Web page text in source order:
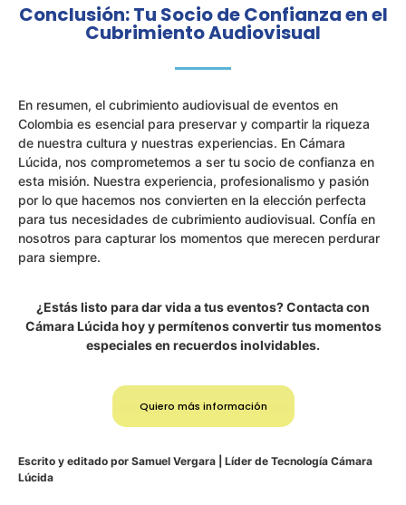
Conclusión: Tu Socio de Confianza en el
Cubrimiento Audiovisual
En resumen, el cubrimiento audiovisual de eventos en
Colombia es esencial para preservar y compartir la riqueza
de nuestra cultura y nuestras experiencias. En Cámara
Lúcida, nos comprometemos a ser tu socio de confianza en
esta misión. Nuestra experiencia, profesionalismo y pasión
por lo que hacemos nos convierten en la elección perfecta
para tus necesidades de cubrimiento audiovisual. Confía en
nosotros para capturar los momentos que merecen perdurar
para siempre.
¿Estás listo para dar vida a tus eventos? Contacta con
Cámara Lúcida hoy y permítenos convertir tus momentos
especiales en recuerdos inolvidables.
Quiero más información
Escrito y editado por Samuel Vergara | Líder de Tecnología Cámara
Lúcida